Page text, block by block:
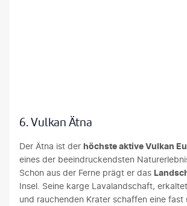
6. Vulkan Ätna
Der Ätna ist der höchste aktive Vulkan
eines der beeindruckendsten
Schon aus der Ferne prägt er das
Insel. Seine karge Lavalandschaft,
und rauchenden Krater schaffen eine fast